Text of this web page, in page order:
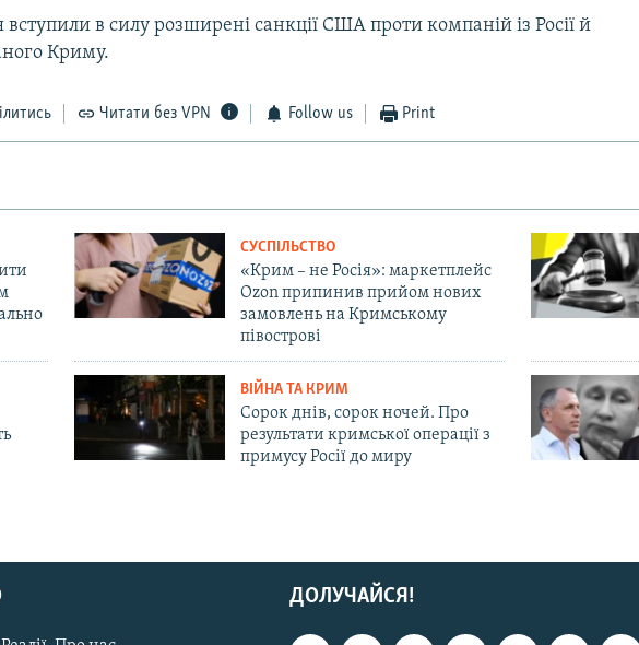
вступили в силу розширені санкції США проти компаній із Росії й
Криму.
Читати без VPN Follow us Print
СУСПІЛЬСТВО
«Крим – не Росія»: маркетплейс
Ozon припинив прийом нових
замовлень на Кримському
півострові
ВІЙНА ТА КРИМ
Сорок днів, сорок ночей. Про
результати кримської операції з
примусу Росії до миру
ДОЛУЧАЙСЯ!